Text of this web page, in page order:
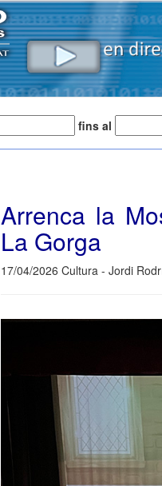
fins al
Arrenca la
La Gorga
17/04/2026 Cultura - Jordi